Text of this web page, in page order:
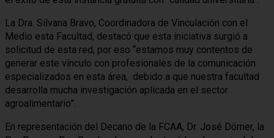
La Dra. Silvana Bravo, Coordinadora de Vinculación con el
Medio esta Facultad, destacó que esta iniciativa surgió a
solicitud de esta red, por eso “estamos muy contentos de
generar este vínculo con profesionales de la comunicación
especializados en esta área, debido a que nuestra facultad
desarrolla mucha investigación aplicada en el sector
agroalimentario”.
En representación del Decano de la FCAA, Dr. José Dörner, la